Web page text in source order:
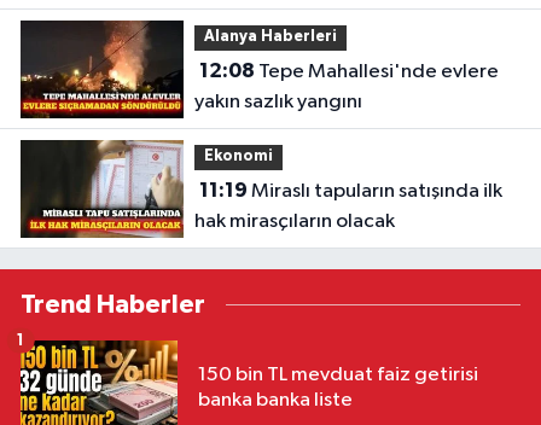
Alanya Haberleri
12:08
yakın sazlık yangını
Ekonomi
11:19
hak mirasçıların olacak
Trend Haberler
150 bin TL mevduat faiz getirisi
banka banka liste
1